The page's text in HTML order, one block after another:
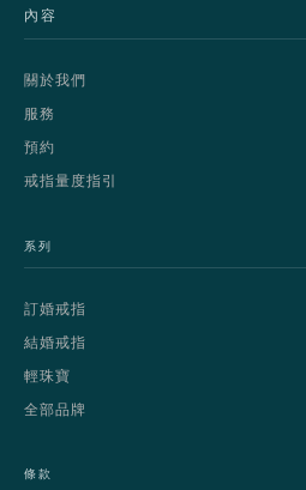
內容
關於我們
服務
預約
戒指量度指引
系列
訂婚戒指
結婚戒指
輕珠寶
全部品牌
條款